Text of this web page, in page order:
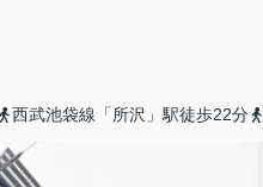
西武池袋線「所沢」駅徒歩22分